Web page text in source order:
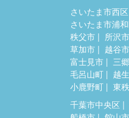
さいたま市西区
さいたま市浦
秩父市
所沢市
草加市
越谷市
富士見市
三
毛呂山町
越
小鹿野町
東
千葉市中央区